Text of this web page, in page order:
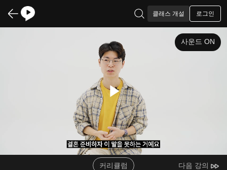
클래스 개설 로그인
Play
Video
사운드 ON
커리큘럼 다음 강의